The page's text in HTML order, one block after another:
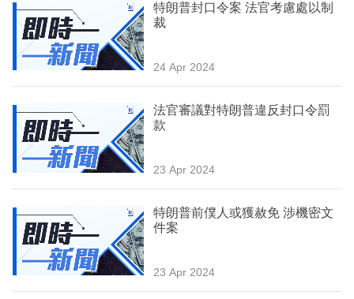
訂
閱
特朗普封口令案 法官考慮處以制
裁
24 Apr 2024
法官審議對特朗普違反封口令罰
款
23 Apr 2024
特朗普前僕人或獲赦免 涉機密文
件案
23 Apr 2024